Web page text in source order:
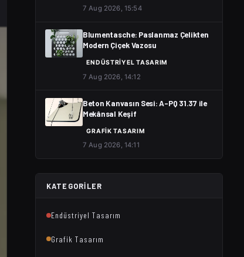
7 Aug 2026, 15:54
Blumentasche: Paslanmaz Çelikten
Modern Çiçek Vazosu
ENDÜSTRIYEL TASARIM
7 Aug 2026, 14:12
Beton Kanvasın Sesi: A-PQ 31.37 ile
Mekânsal Keşif
GRAFIK TASARIM
7 Aug 2026, 14:11
KATEGORILER
Endüstriyel Tasarım
Grafik Tasarım